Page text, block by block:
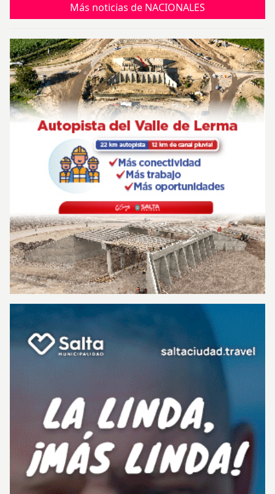
Más noticias de NACIONALES